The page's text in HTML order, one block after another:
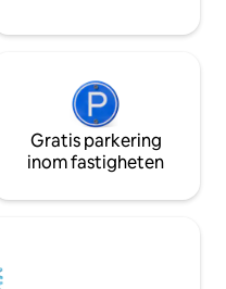
Gratis parkering
inom fastigheten